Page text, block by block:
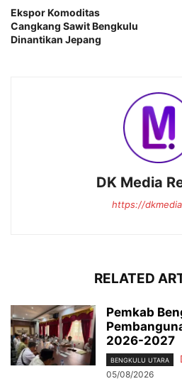
Ekspor Komoditas
Cangkang Sawit Bengkulu
Dinantikan Jepang
DK Media
https://
RELATED
Pemkab
2026-2027
BENGKULU UTARA
05/08/2026